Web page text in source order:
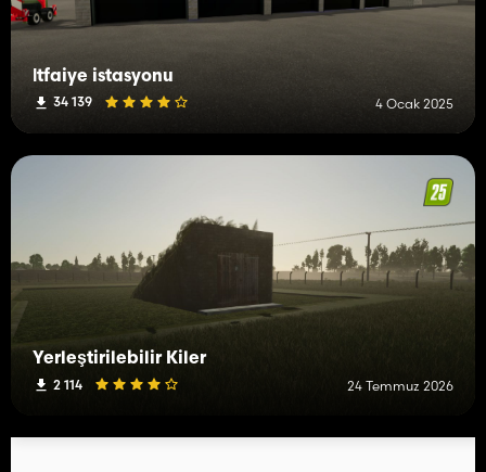
İtfaiye istasyonu
34 139 4 Ocak 2025
Yerleştirilebilir Kiler
2 114 24 Temmuz 2026